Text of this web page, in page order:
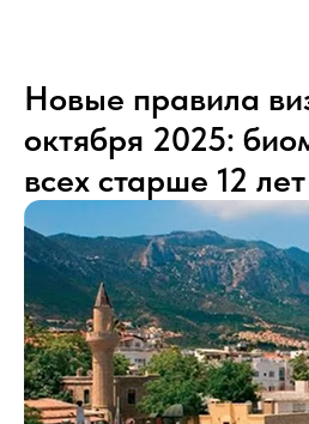
Новые правила
октября 2025:
всех старше 12 лет